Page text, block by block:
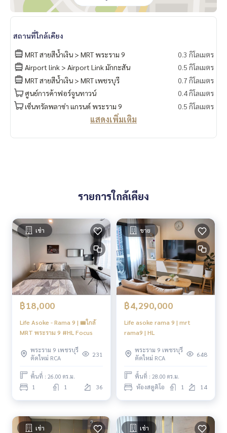
Tel :
093-943-4388
What App+6693-943-4388
LINE ID : @BPP2019
#Kie
สถานที่ใกล้เคียง
MRT สายสีน้ำเงิน > MRT พระราม 9
0.3 กิโลเมตร
Airport link > Airport Link มักกะสัน
0.5 กิโลเมตร
MRT สายสีน้ำเงิน > MRT เพชรบุรี
0.7 กิโลเมตร
ศูนย์การค้าฟอร์จูนทาวน์
0.4 กิโลเมตร
เซ็นทรัลพลาซ่า แกรนด์ พระราม 9
0.5 กิโลเมตร
แสดงเพิ่มเติม
รายการใกล้เคียง
เช่า
฿18,000
Life Asoke - Rama 9 | 🚝ใกล้
MRT พระราม 9 #HL Focus
พระราม 9 เพชรบุรี
ตัดใหม่ RCA
231
พื้นที่ : 26.00 ตร.ม.
1 1 36
ขาย
฿4,290,000
Life asoke rama 9 | mrt
rama9 | HL
พระราม 9 เพชรบุรี
ตัดใหม่ RCA
648
พื้นที่ : 28.00 ตร.ม.
ห้องสตูดิโอ 1 14
เช่า เช่า